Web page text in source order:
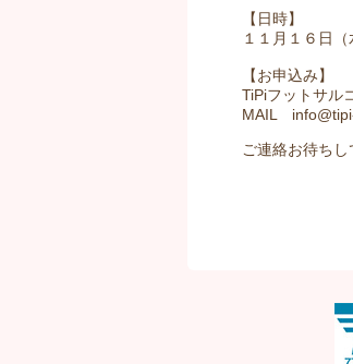
【日時】
１１月１６日
【お申込み】
TiPiフットサル
MAIL
ご連絡お待ちし